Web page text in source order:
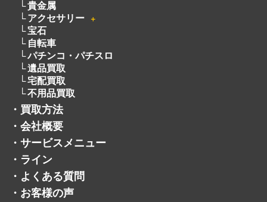
貴金属
アクセサリー
＋
宝石
自転車
パチンコ・パチスロ
遺品買取
宅配買取
不用品買取
・ 買取方法
・ 会社概要
・ サービスメニュー
・ ライン
・ よくある質問
・ お客様の声